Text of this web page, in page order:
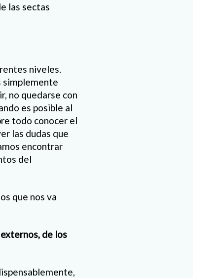
las sectas
niveles.
simplemente
no quedarse con
es posible al
todo conocer el
las dudas que
encontrar
del
que nos va
de los